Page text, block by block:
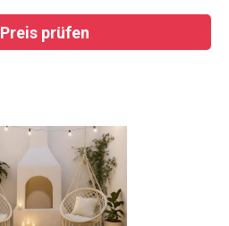
Preis prüfen